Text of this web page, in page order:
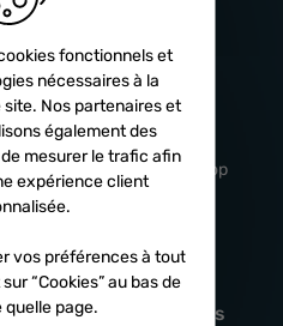
Service client
professionnel
De 8h à 17h Non-stop
Paiement en
x3 fois
fonctionnels et
nécessaires à la
Nos partenaires et
également des
mesurer le trafic afin
expérience client
vos préférences à tout
“Cookies” au bas de
quelle page.